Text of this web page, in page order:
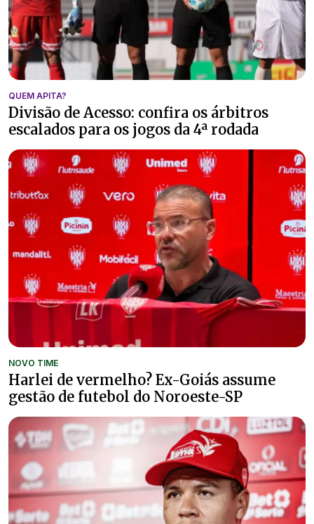
QUEM APITA?
Divisão de Acesso: confira os árbitros
escalados para os jogos da 4ª rodada
NOVO TIME
Harlei de vermelho? Ex-Goiás assume
gestão de futebol do Noroeste-SP